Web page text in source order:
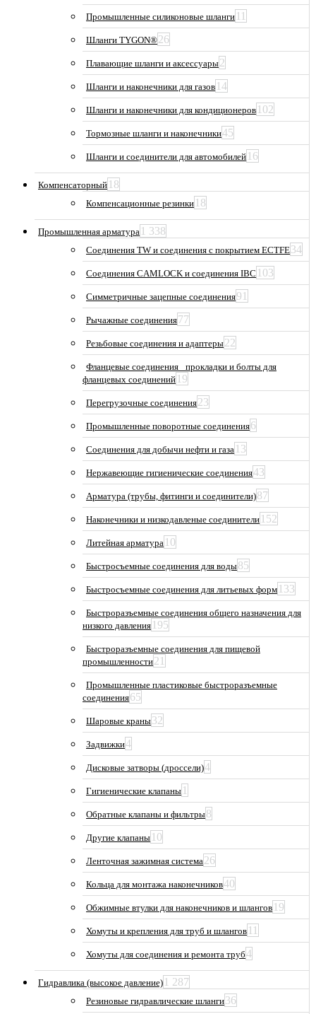
Промышленные силиконовые шланги 11
Шланги TYGON®26
Плавающие шланги и аксессуары2
Шланги и наконечники для газов 14
Шланги и наконечники для кондиционеров 102
Тормозные шланги и наконечники45
Шланги и соединители для автомобилей 16
Компенсаторный 18
Компенсационные резинки 18
Промышленная арматура 1 338
Соединения TW и соединения с покрытием ECTFE34
Соединения CAMLOCK и соединения IBC 103
Симметричные зацепные соединения91
Рычажные соединения77
Резьбовые соединения и адаптеры22
Фланцевые соединения_ прокладки и болты для
фланцевых соединений 19
Перегрузочные соединения23
Промышленные поворотные соединения6
Соединения для добычи нефти и газа 13
Нержавеющие гигиенические соединения43
Арматура (трубы, фитинги и соединители)87
Наконечники и низкодавленые соединители 152
Литейная арматура 10
Быстросъемные соединения для воды85
Быстросъемные соединения для литьевых форм 133
Быстроразъемные соединения общего назначения для
низкого давления 195
Быстроразъемные соединения для пищевой
промышленности21
Промышленные пластиковые быстроразъемные
соединения65
Шаровые краны32
Задвижки4
Дисковые затворы (дроссели)4
Гигиенические клапаны 1
Обратные клапаны и фильтры8
Другие клапаны 10
Ленточная зажимная система26
Кольца для монтажа наконечников40
Обжимные втулки для наконечников и шлангов 19
Хомуты и крепления для труб и шлангов 11
Хомуты для соединения и ремонта труб4
Гидравлика (высокое давление) 1 287
Резиновые гидравлические шланги36